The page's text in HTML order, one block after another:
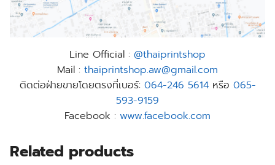
Line Official : @thaiprintshop
Mail : thaiprintshop.aw@gmail.com
ติดต่อฝ่ายขายโดยตรงที่เบอร์: 064-246 5614หรือ 065-
593-9159
Facebook : www.facebook.com
Related products